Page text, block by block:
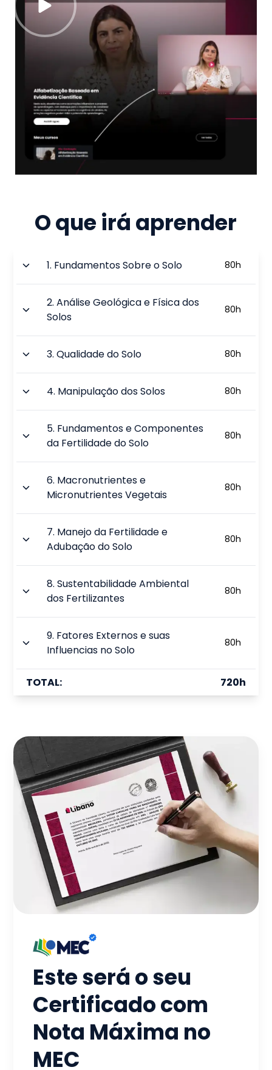
O que irá aprender
1. Fundamentos Sobre o Solo 80h
2.Análise Geológica e Física dos
Solos
80h
3.Qualidade do Solo 80h
4. Manipulação dos Solos 80h
5. Fundamentos e Componentes
da Fertilidade do Solo
80h
6. Macronutrientes e
Micronutrientes Vegetais
80h
7. Manejo da Fertilidade e
Adubação do Solo
80h
8.Sustentabilidade Ambiental
dos Fertilizantes
80h
9. Fatores Externos e suas
Influencias no Solo
80h
TOTAL: 720h
Este será o seu
Certificado com
Nota Máxima no
MEC